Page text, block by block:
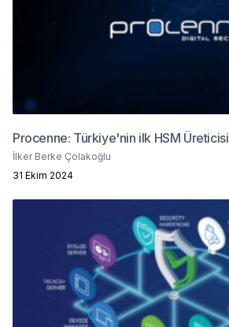
Procenne: Türkiye'nin ilk HSM Üreticisi
İlker Berke Çolakoğlu
31 Ekim 2024